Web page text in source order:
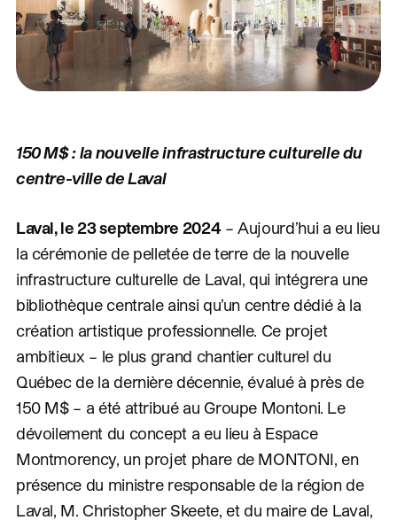
150 M$ : la nouvelle infrastructure culturelle du
centre-ville de Laval
Laval, le 23 septembre 2024– Aujourd’hui a eu lieu
la cérémonie de pelletée de terre de la nouvelle
infrastructure culturelle de Laval, qui intégrera une
bibliothèque centrale ainsi qu’un centre dédié à la
création artistique professionnelle. Ce projet
ambitieux – le plus grand chantier culturel du
Québec de la dernière décennie, évalué à près de
150 M$ – a été attribué au Groupe Montoni. Le
dévoilement du concept a eu lieu à Espace
Montmorency, un projet phare de MONTONI, en
présence du ministre responsable de la région de
Laval, M. Christopher Skeete, et du maire de Laval,